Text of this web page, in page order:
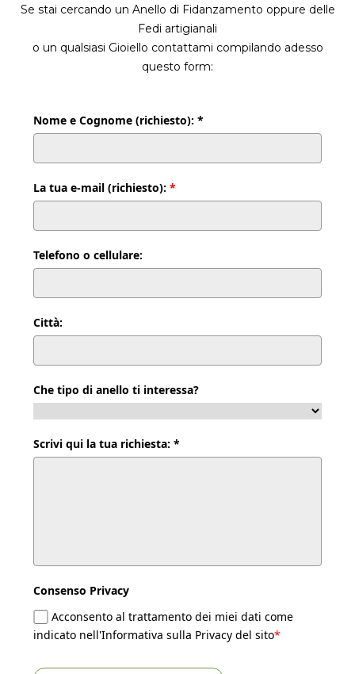
Se stai cercando un Anello di Fidanzamento oppure delle
Fedi artigianali
o un qualsiasi Gioiello contattami compilando adesso
questo form:
Nome e Cognome (richiesto): *
La tua e-mail (richiesto):*
Telefono o cellulare:
Città:
Che tipo di anello ti interessa?
Scrivi qui la tua richiesta: *
Consenso Privacy
Acconsento al trattamento dei miei dati come
indicato nell'Informativa sulla Privacy del sito*